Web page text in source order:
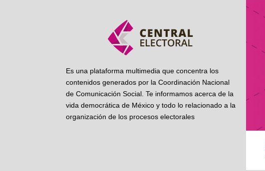
Es una plataforma multimedia que concentra los
contenidos generados por la Coordinación Nacional
de Comunicación Social. Te informamos acerca de la
vida democrática de México y todo lo relacionado a la
organización de los procesos electorales